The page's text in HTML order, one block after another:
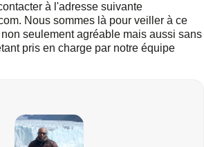
à l'adresse suivante
. Nous sommes là pour veiller à ce
seulement agréable mais aussi sans
pris en charge par notre équipe